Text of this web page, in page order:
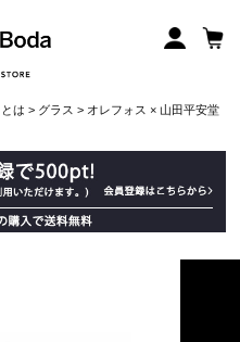
は > グラス > オレフォス × 山田平安堂